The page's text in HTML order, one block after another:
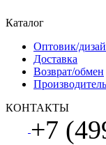
Каталог
Оптовик/
Доставка
Возврат/обмен
Производитель
КОНТАКТЫ
+7